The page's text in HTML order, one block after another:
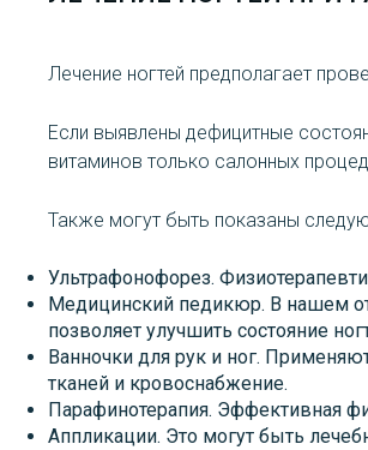
Лечение ногтей предполагает
Если выявлены дефицитные
витаминов только салонных
Также могут быть показаны
Ультрафонофорез.
Медицинский педикюр. В нашем
позволяет улучшить состояние
Ванночки для рук и ног.
тканей и кровоснабжение.
Парафинотерапия. Эффективная
Аппликации. Это могут быть